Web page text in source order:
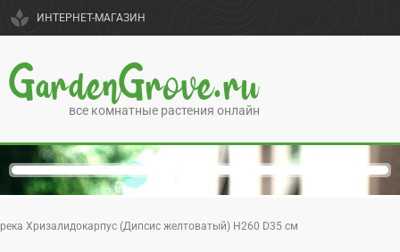
spa ИНТЕРНЕТ-МАГАЗИН
GardenGrove.ru
все комнатные растения онлайн
Хризалидокарпус (Дипсис желтоватый) H260 D35 см